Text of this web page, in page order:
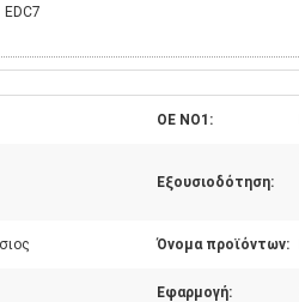
OE NO1:
Εξουσιοδότηση:
Όνομα προϊόντων:
Εφαρμογή: